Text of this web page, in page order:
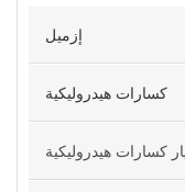
إزميل
كسارات هيدروليكية
كسارات هيدروليكية